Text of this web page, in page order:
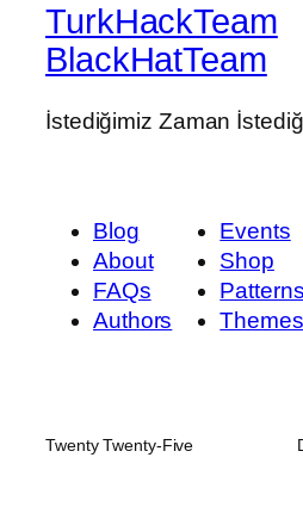
TurkHackTeam
BlackHatTeam
İstediğimiz Zaman
Blog
About
FAQs
Authors
Events
Shop
Patterns
Themes
Twenty Twenty-Five